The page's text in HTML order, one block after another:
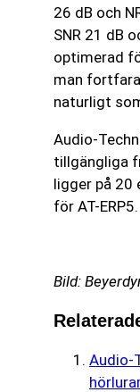
26 dB och
SNR 21 dB
optimerad
man
naturligt
Audio-
tillgängliga
ligger på 20
för AT-ERP5.
Bild:
Audio-